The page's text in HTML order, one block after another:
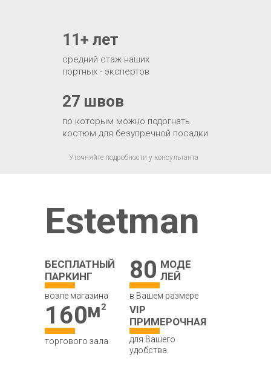
по которым можно подогнать
костюм для безупречной посадки
27 швов
средний стаж наших
портных - экспертов
11+ лет
Уточняйте подробности у консультанта
Estetman
БЕСПЛАТНЫЙ
ПАРКИНГ
возле магазина
80 МОДЕ
ЛЕЙ
в Вашем размере
160
торгового зала
VIP
ПРИМЕРОЧНАЯ
для Вашего
удобства